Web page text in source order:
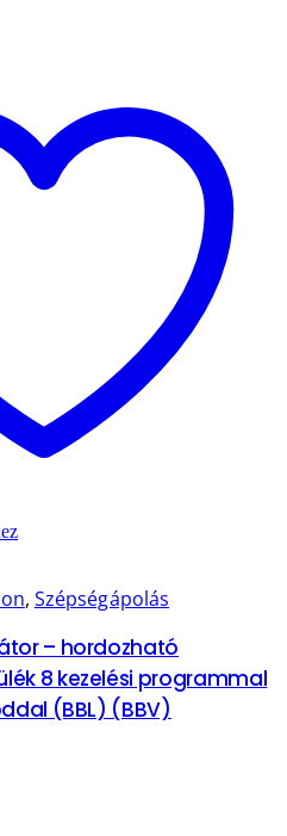
, Szépségápolás
– hordozható
8 kezelési programmal
(BBL) (BBV)